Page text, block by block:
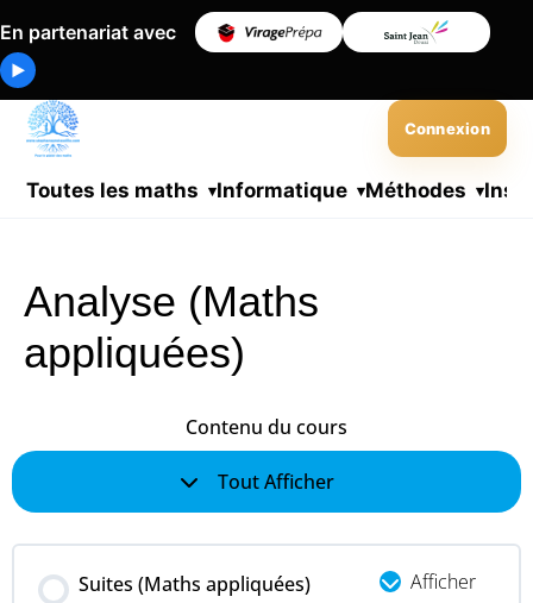
En partenariat avec
▶
Toutes les maths Informatique Méthodes
Connexion
Analyse (Maths
appliquées)
Contenu du cours
Tout Afficher
Suites (Maths appliquées)
Afficher